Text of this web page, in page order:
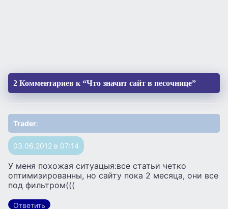
2 Комментариев к “Что значит сайт в песочнице”
Trader:
03.06.2012 в 07:14
У меня похожая ситуацыя:все статьи четко
оптимизированны, но сайту пока 2 месяца, они все
под фильтром(((
Ответить